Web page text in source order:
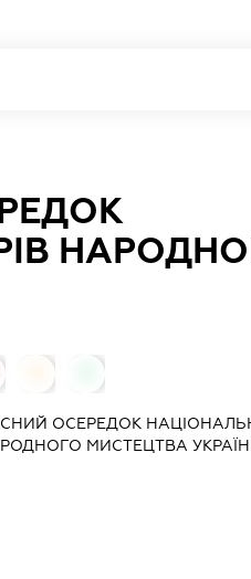
ОСЕРЕДОК
МИСТЕЦТВА